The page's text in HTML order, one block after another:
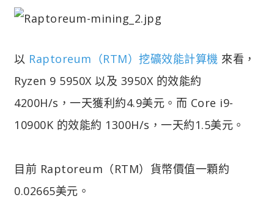
以 Raptoreum（RTM）挖礦效能計算機 來看，
Ryzen 9 5950X 以及 3950X 的效能約
4200H/s，一天獲利約4.9美元。而 Core i9-
10900K 的效能約 1300H/s，一天約1.5美元。
目前 Raptoreum（RTM）貨幣價值一顆約
0.02665美元。